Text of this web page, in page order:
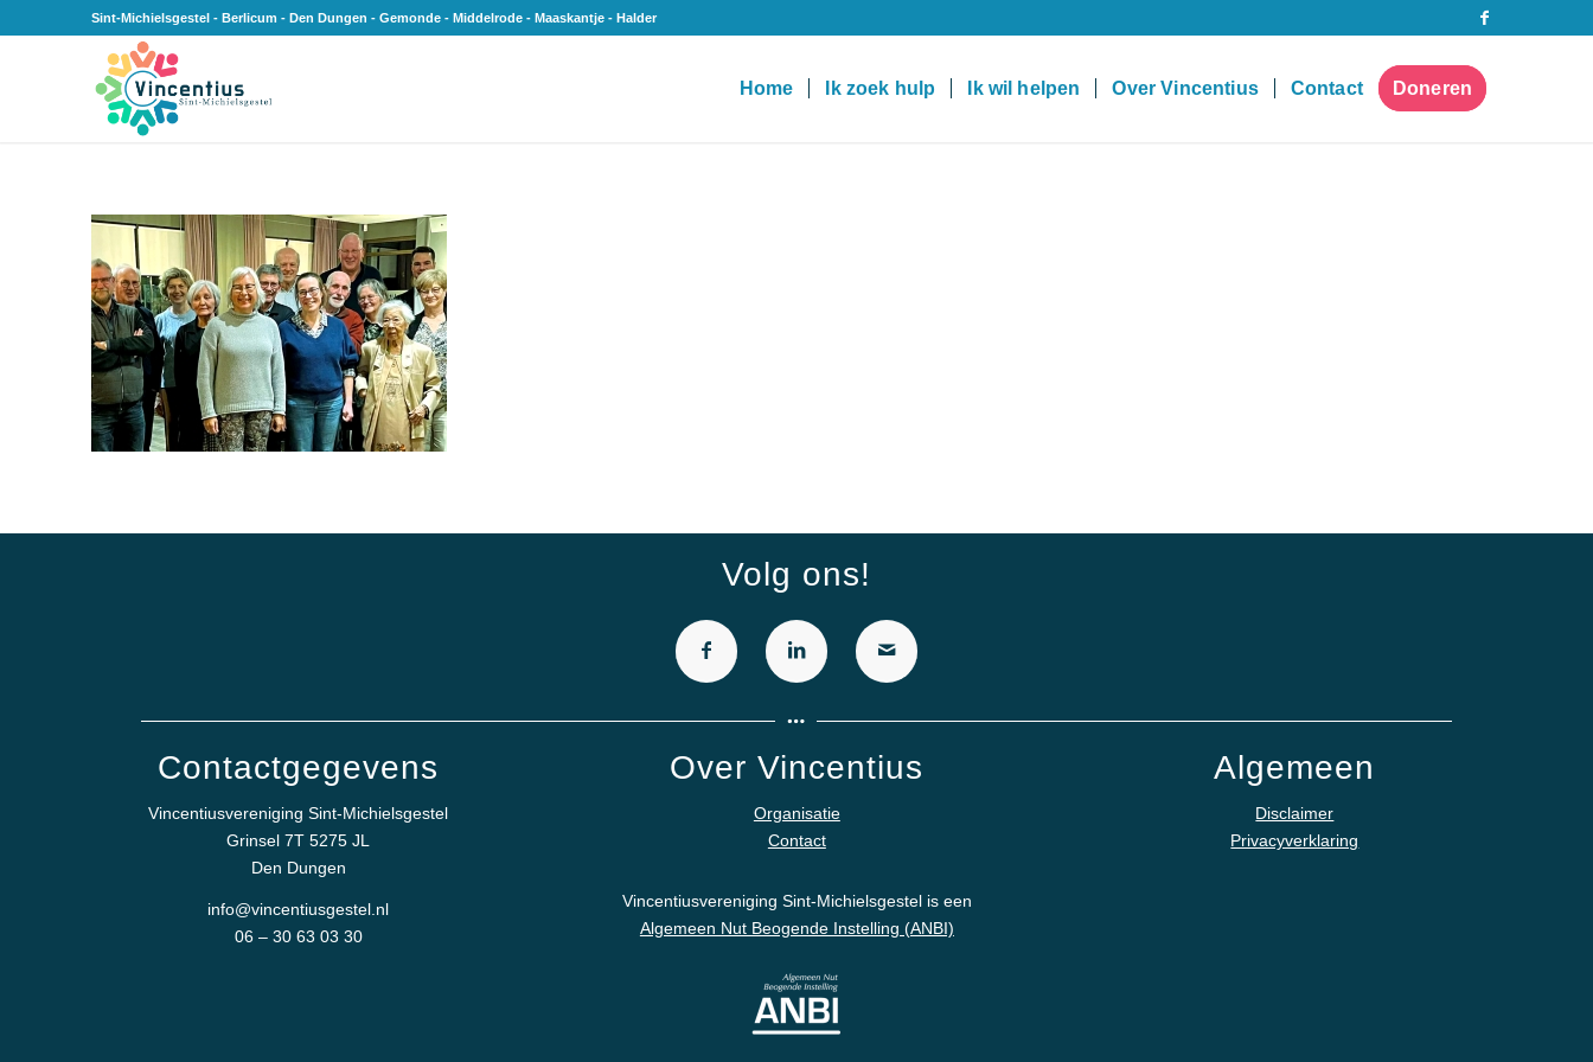
Sint-Michielsgestel - Berlicum - Den Dungen - Gemonde - Middelrode - Maaskantje - Halder
Home Ik zoek hulp Ik wil helpen Over Vincentius Contact Doneren
Volg ons!
Contactgegevens
Vincentiusvereniging Sint-Michielsgestel
Grinsel 7T 5275 JL
Den Dungen
info@vincentiusgestel.nl
06 – 30 63 03 30
Over Vincentius
Organisatie
Contact
Vincentiusvereniging Sint-Michielsgestel is een
Algemeen Nut Beogende Instelling (ANBI)
Algemeen
Disclaimer
Privacyverklaring